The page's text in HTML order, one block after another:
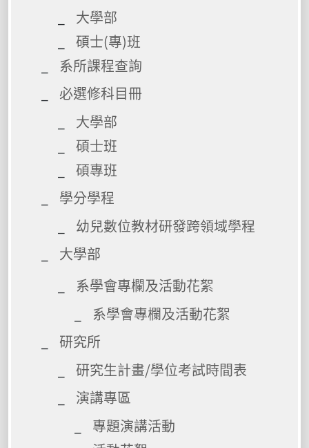
大學部
碩士(專)班
系所課程查詢
必選修科目冊
大學部
碩士班
碩專班
學分學程
幼兒數位教材研發跨領域學程
大學部
系學會專欄及活動花絮
系學會專欄及活動花絮
研究所
研究生計畫/學位考試時間表
演講專區
專題演講活動